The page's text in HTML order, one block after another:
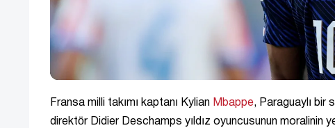
Fransa milli takımı kaptanı Kylian Mbappe, Paraguaylı bir
direktör Didier Deschamps yıldız oyuncusunun moralinin